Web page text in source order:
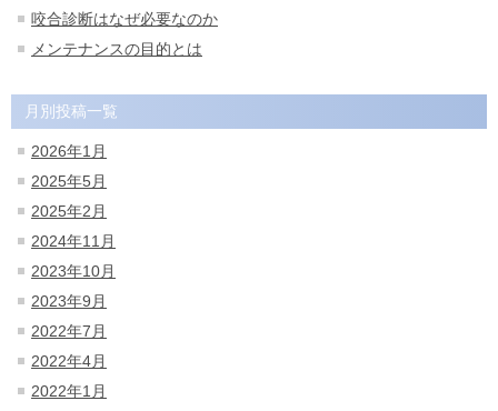
咬合診断はなぜ必要なのか
メンテナンスの目的とは
月別投稿一覧
2026年1月
2025年5月
2025年2月
2024年11月
2023年10月
2023年9月
2022年7月
2022年4月
2022年1月